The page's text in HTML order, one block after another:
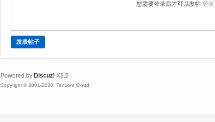
您需要登录后才可以发帖 登录
发表帖子
Powered by Discuz! X3.5
Copyright © 2001-2020, Tencent Cloud.